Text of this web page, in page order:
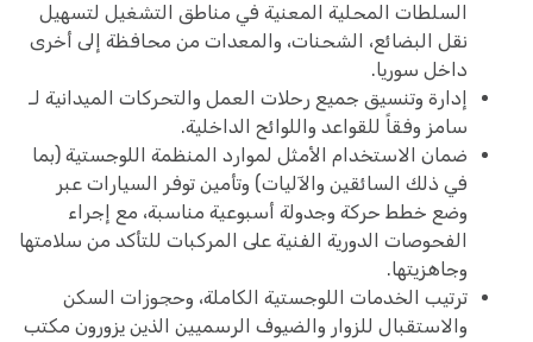
السلطات المحلية المعنية في مناطق التشغيل لتسهيل
نقل البضائع، الشحنات، والمعدات من محافظة إلى أخرى
داخل سوريا.
إدارة وتنسيق جميع رحلات العمل والتحركات الميدانية لـ
سامز وفقاً للقواعد واللوائح الداخلية.
ضمان الاستخدام الأمثل لموارد المنظمة اللوجستية (بما
في ذلك السائقين والآليات) وتأمين توفر السيارات عبر
وضع خطط حركة وجدولة أسبوعية مناسبة، مع إجراء
الفحوصات الدورية الفنية على المركبات للتأكد من سلامتها
وجاهزيتها.
ترتيب الخدمات اللوجستية الكاملة، وحجوزات السكن
والاستقبال للزوار والضيوف الرسميين الذين يزورون مكتب